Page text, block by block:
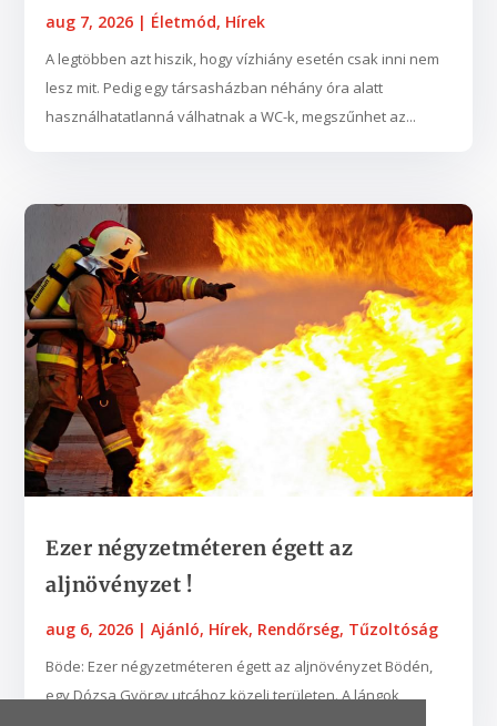
aug 7, 2026 | Életmód, Hírek
A legtöbben azt hiszik, hogy vízhiány esetén csak inni nem
lesz mit. Pedig egy társasházban néhány óra alatt
használhatatlanná válhatnak a WC-k, megszűnhet az...
Ezer négyzetméteren égett az
aljnövényzet !
aug 6, 2026 |Ajánló, Hírek, Rendőrség, Tűzoltóság
Böde: Ezer négyzetméteren égett az aljnövényzet Bödén,
egy Dózsa György utcához közeli területen. A lángok